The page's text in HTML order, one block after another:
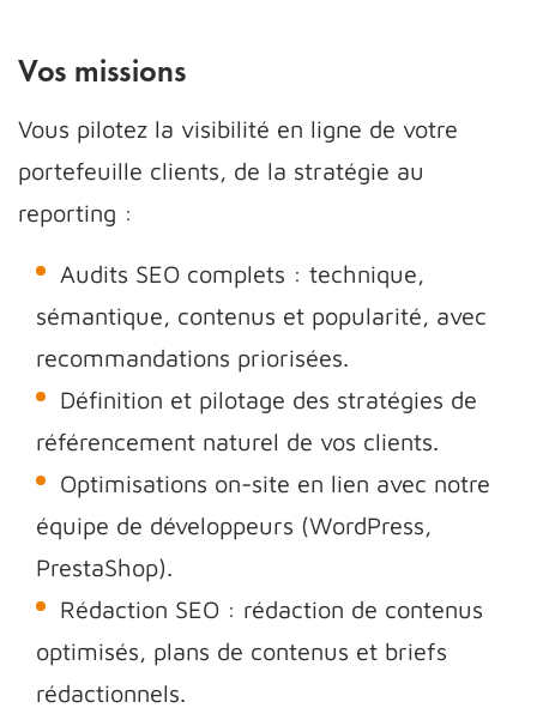
Vos missions
Vous pilotez la visibilité en ligne de votre
portefeuille clients, de la stratégie au
reporting :
Audits SEO complets : technique,
sémantique, contenus et popularité, avec
recommandations priorisées.
Définition et pilotage des stratégies de
référencement naturel de vos clients.
Optimisations on-site en lien avec notre
équipe de développeurs (WordPress,
PrestaShop).
Rédaction SEO : rédaction de contenus
optimisés, plans de contenus et briefs
rédactionnels.